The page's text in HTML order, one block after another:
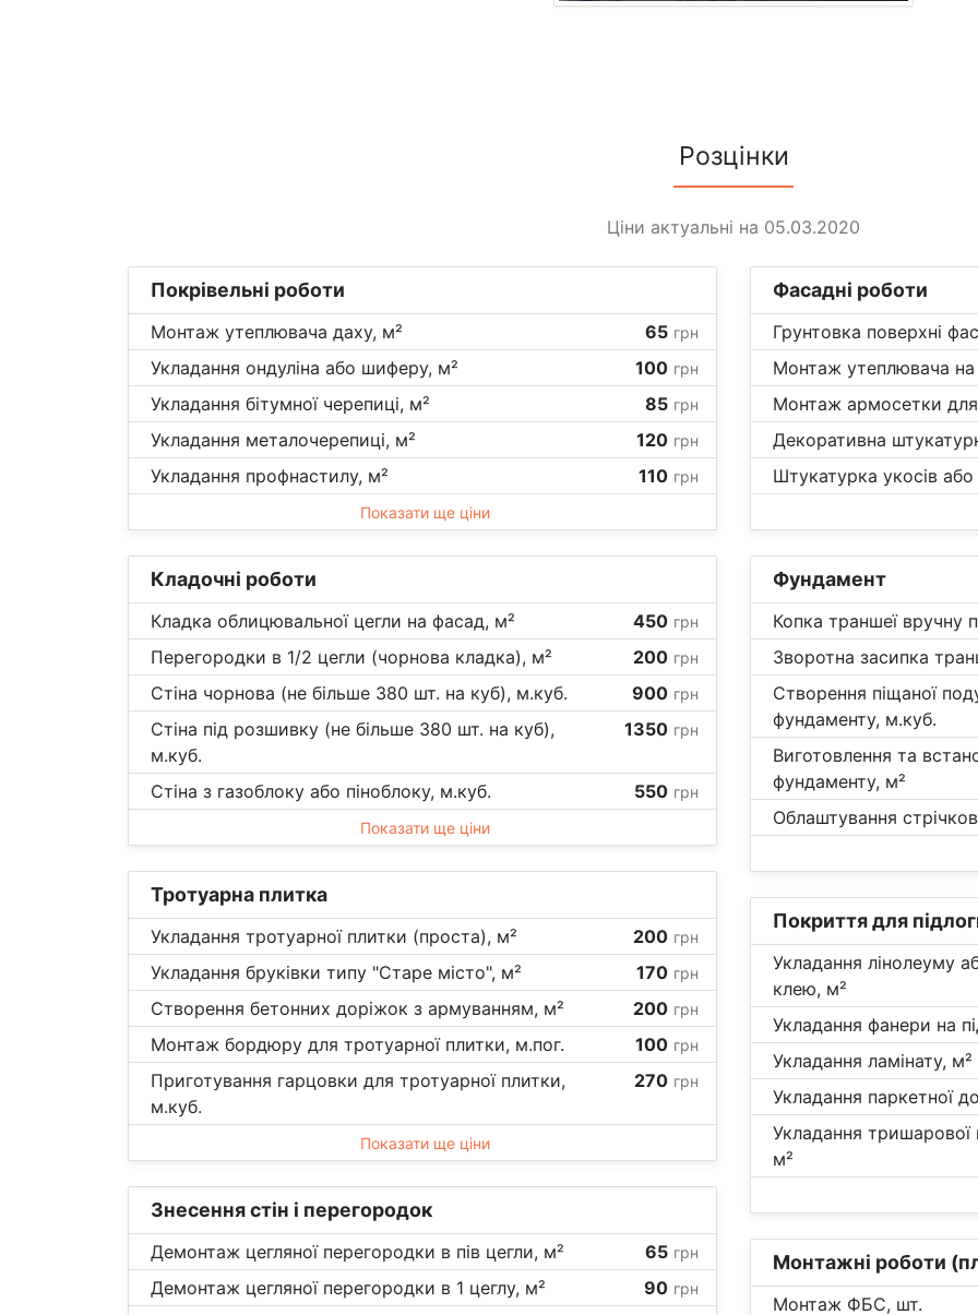
Розцінки
Ціни актуальні на 05.03.2020
Покрівельні роботи
Монтаж утеплювача даху, м² 65 грн
Укладання ондуліна або шиферу, м² 100 грн
Укладання бітумної черепиці, м² 85 грн
Укладання металочерепиці, м² 120 грн
Укладання профнастилу, м² 110 грн
Показати ще ціни
Кладочні роботи
Кладка облицювальної цегли на фасад, м² 450 грн
Перегородки в 1/2 цегли (чорнова кладка), м² 200 грн
Стіна чорнова (не більше 380 шт. на куб), м.куб. 900 грн
Стіна під розшивку (не більше 380 шт. на куб),
м.куб.
1350 грн
Стіна з газоблоку або піноблоку, м.куб. 550 грн
Показати ще ціни
Тротуарна плитка
Укладання тротуарної плитки (проста), м² 200 грн
Укладання бруківки типу "Старе місто", м² 170 грн
Створення бетонних доріжок з армуванням, м² 200 грн
Монтаж бордюру для тротуарної плитки, м.пог. 100 грн
Приготування гарцовки для тротуарної плитки,
м.куб.
270 грн
Показати ще ціни
Знесення стін і перегородок
Демонтаж цегляної перегородки в пів цегли, м² 65 грн
Демонтаж цегляної перегородки в 1 цеглу, м² 90 грн
Фасадні роботи
Грунтовка поверхні
Монтаж утеплювача
Монтаж армосетки
Декоративна
Штукатурка укосів
Фундамент
Копка траншеї вручну
Зворотна засипка
Створення піщаної
фундаменту, м.куб.
Виготовлення та
фундаменту, м²
Облаштування
Покриття для
Укладання лінолеуму
клею, м²
Укладання фанери на
Укладання ламінату, м²
Укладання паркетної
Укладання тришарової
м²
Монтажні роботи
Монтаж ФБС, шт.